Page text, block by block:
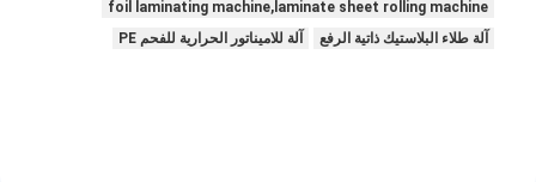
foil laminating machine,laminate sheet rolling machine
آلة طلاء البلاستيك ذاتية الرفع
آلة للاميناتور الحرارية للفحم PE